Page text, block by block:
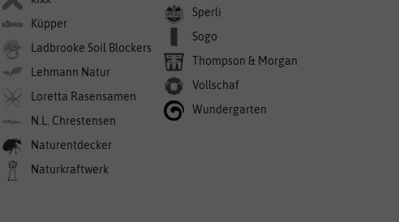
Küpper
Ladbrooke Soil Blockers
Lehmann Natur
Loretta Rasensamen
N.L. Chrestensen
Naturentdecker
Naturkraftwerk
Sperli
Sogo
Thompson & Morgan
Vollschaf
Wundergarten